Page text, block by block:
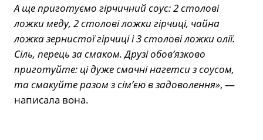
А ще приготуємо гірчичний соус: 2 столові
ложки меду, 2 столові ложки гірчиці, чайна
ложка зернистої гірчиці і 3 столові ложки олії.
Сіль, перець за смаком. Друзі обов’язково
приготуйте: ці дуже смачні нагетси з соусом,
та смакуйте разом з сім’єю в задоволення», —
написала вона.